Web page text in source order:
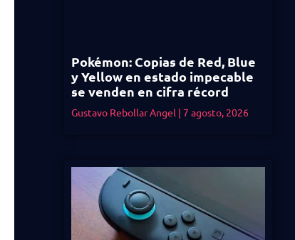
Pokémon: Copias de Red, Blue
y Yellow en estado impecable
se venden en cifra récord
Gustavo Rebollar Angel 7 agosto, 2026